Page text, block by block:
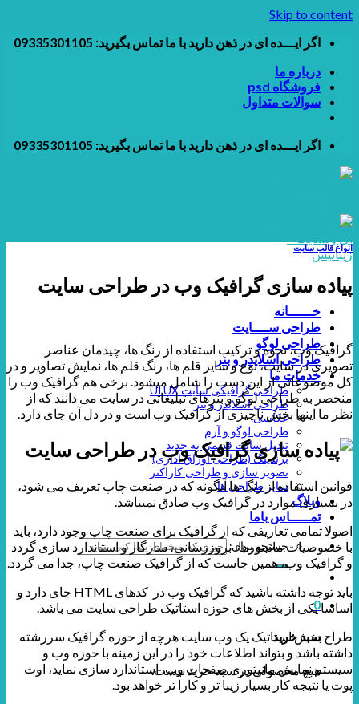
Skip to content
اگر ایـــده ای در ذهن دارید با ما تماس بگیرید: 09335301105
درباره ما
فروشگاه psd
سوالات متداول
اگر ایـــده ای در ذهن دارید با ما تماس بگیرید: 09335301105
خــــــانه
طراحی ســــایت
طراحی لوگو
طراحی اسلایدر و بنر
خدمات ما
طراحی گرافیکی سایت UI.UX
طراحی اسلایدر و بنر
عکاسی
طراحی لوگو و آرم
تبدیل سایت قدیمی به جدید
برندینگ (طراحی اوراق اداری)
تصویر سازی و طراحی کاراکتر
سایر طراحی ها
وبلاگ
تمـــــاس باما
جستجو برای:
0
سبد خرید
هیچ محصولی در سبد خرید نیست.
انواع قالب سایت
پیاده سازی گرافیک وب در طراحی سایت
گرافیک وب، نحوه و ترکیب استفاده از رنگ ها، چیدمان عناصر
تصویری در سایت، نوع و سایز قلم ها، رنگ قلم ها، نمایش تصاویر و در
کل موضوعاتی از این دست را شامل میشود. برخی هم گرافیک وب را
منحصر به طراحی لوگو و بنرهای تبلیغاتی در سایت می دانند که از
نظر ما اینها بخش ناچیزی از گرافیک وب است و در دل آن جای دارد.
قوانین استفاده از رنگ ها آنگونه که در صنعت چاپ تعریف می شود،
در بسیاری موارد در گرافیک وب صادق نمیباشد.
اصولا تمامی تعاریفی که از گرافیک برای صنعت چاپ وجود دارد، باید
با خصوصیات مانیتورها، بروزرسانی، سازگار و استاندارد سازی گردد
و گرافیک وب، همین جاست که از گرافیک صنعت چاپ، جدا می گردد.
باید توجه داشته باشید که گرافیک وب در کدهای HTML جای دارد و
اساسا یکی از بخش های حوزه استاتیک طراحی سایت می باشد.
طراح بخش استاتیک یک وب سایت هرچه از حوزه گرافیک سررشته
داشته باشد و بتواند اطلاعات خود را در این زمینه با حوزه وب و
سیستم نمایش مانیتوری صفحات وب، استاندارد سازی نماید، اوت
پوت یا نتیجه کار بسیار زیبا تر و کارا تر خواهد بود.